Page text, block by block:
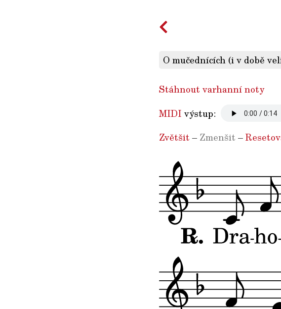
O mučednících (i v době
Stáhnout varhanní noty
MIDI výstup:
Zvětšit – Zmenšit –